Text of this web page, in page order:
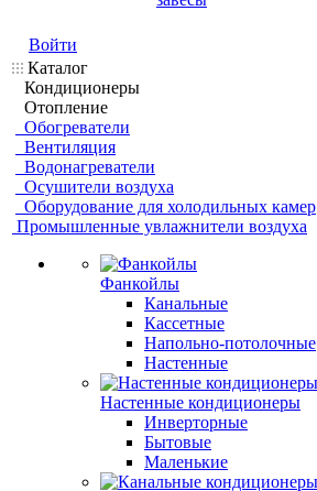
Войти
Каталог
Кондиционеры
Отопление
Обогреватели
Вентиляция
Водонагреватели
Осушители воздуха
Оборудование для холодильных камер
Промышленные увлажнители воздуха
Фанкойлы
Канальные
Кассетные
Напольно-потолочные
Настенные
Настенные кондиционеры
Инверторные
Бытовые
Маленькие